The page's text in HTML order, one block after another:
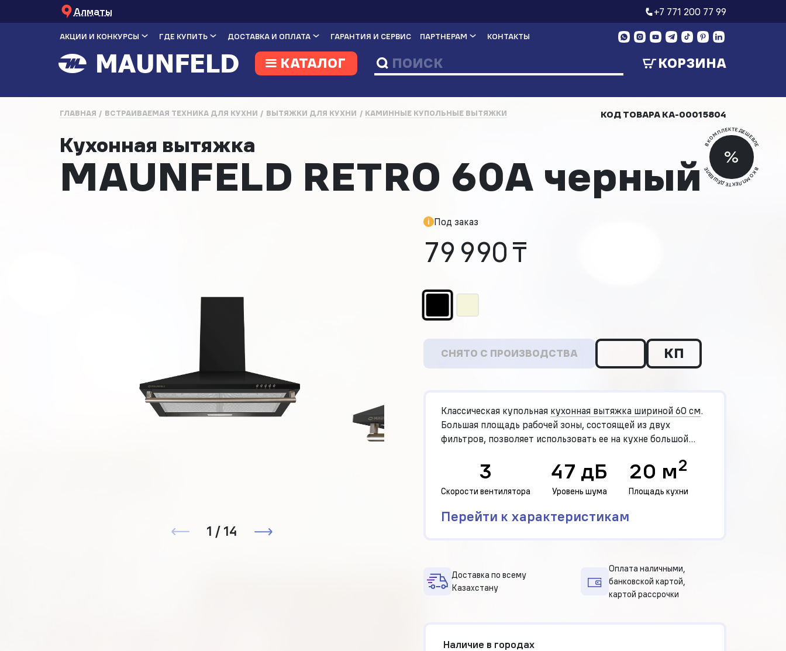
Алматы +7 771 200 77 99
АКЦИИ И КОНКУРСЫ ГДЕ КУПИТЬ ДОСТАВКА И ОПЛАТА ГАРАНТИЯ И СЕРВИС ПАРТНЕРАМ КОНТАКТЫ
КАТАЛОГ КОРЗИНА
%
В КОМПЛЕКТЕ ДЕШЕВЛЕ
В КОМПЛЕКТЕ ДЕШЕВЛЕ
ГЛАВНАЯ ВСТРАИВАЕМАЯ ТЕХНИКА ДЛЯ КУХНИ ВЫТЯЖКИ ДЛЯ КУХНИ КАМИННЫЕ КУПОЛЬНЫЕ ВЫТЯЖКИ КОД ТОВАРА КА-00015804
Кухонная вытяжка
MAUNFELD RETRO 60A черный
1 / 14
Под заказ
79 990 ₸
СНЯТО С ПРОИЗВОДСТВА КП
Классическая купольная кухонная вытяжка шириной 60 см.
Большая площадь рабочей зоны, состоящей из двух
фильтров, позволяет использовать ее на кухне большой
3
Скорости вентилятора
47 дБ
Уровень шума
20 м2
Площадь кухни
Перейти к характеристикам
Доставка по всему
Казахстану
Оплата наличными,
банковской картой,
картой рассрочки
Наличие в городах